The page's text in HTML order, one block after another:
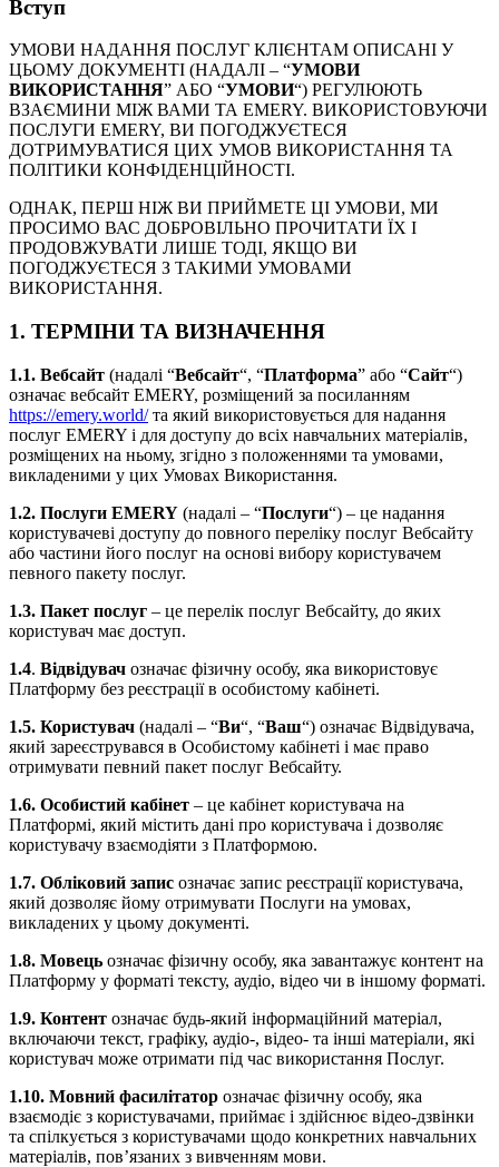
Вступ
УМОВИ НАДАННЯ ПОСЛУГ КЛІЄНТАМ ОПИСАНІ У
ЦЬОМУ ДОКУМЕНТІ (НАДАЛІ – “УМОВИ
ВИКОРИСТАННЯ” АБО “УМОВИ“) РЕГУЛЮЮТЬ
ВЗАЄМИНИ МІЖ ВАМИ ТА EMERY. ВИКОРИСТОВУЮЧИ
ПОСЛУГИ EMERY, ВИ ПОГОДЖУЄТЕСЯ
ДОТРИМУВАТИСЯ ЦИХ УМОВ ВИКОРИСТАННЯ ТА
ПОЛІТИКИ КОНФІДЕНЦІЙНОСТІ.
ОДНАК, ПЕРШ НІЖ ВИ ПРИЙМЕТЕ ЦІ УМОВИ, МИ
ПРОСИМО ВАС ДОБРОВІЛЬНО ПРОЧИТАТИ ЇХ І
ПРОДОВЖУВАТИ ЛИШЕ ТОДІ, ЯКЩО ВИ
ПОГОДЖУЄТЕСЯ З ТАКИМИ УМОВАМИ
ВИКОРИСТАННЯ.
1. ТЕРМІНИ ТА ВИЗНАЧЕННЯ
1.1. Вебсайт (надалі “Вебсайт“, “Платформа” або “Сайт“)
означає вебсайт EMERY, розміщений за посиланням
https://emery.world/та який використовується для надання
послуг EMERY і для доступу до всіх навчальних матеріалів,
розміщених на ньому, згідно з положеннями та умовами,
викладеними у цих Умовах Використання.
1.2. Послуги EMERY (надалі – “Послуги“) – це надання
користувачеві доступу до повного переліку послуг Вебсайту
або частини його послуг на основі вибору користувачем
певного пакету послуг.
1.3. Пакет послуг – це перелік послуг Вебсайту, до яких
користувач має доступ.
1.4. Відвідувач означає фізичну особу, яка використовує
Платформу без реєстрації в особистому кабінеті.
1.5. Користувач (надалі – “Ви“, “Ваш“) означає Відвідувача,
який зареєструвався в Особистому кабінеті і має право
отримувати певний пакет послуг Вебсайту.
1.6. Особистий кабінет – це кабінет користувача на
Платформі, який містить дані про користувача і дозволяє
користувачу взаємодіяти з Платформою.
1.7. Обліковий запис означає запис реєстрації користувача,
який дозволяє йому отримувати Послуги на умовах,
викладених у цьому документі.
1.8. Мовець означає фізичну особу, яка завантажує контент на
Платформу у форматі тексту, аудіо, відео чи в іншому форматі.
1.9. Контент означає будь-який інформаційний матеріал,
включаючи текст, графіку, аудіо-, відео- та інші матеріали, які
користувач може отримати під час використання Послуг.
1.10. Мовний фасилітатор означає фізичну особу, яка
взаємодіє з користувачами, приймає і здійснює відео-дзвінки
та спілкується з користувачами щодо конкретних навчальних
матеріалів, пов’язаних з вивченням мови.